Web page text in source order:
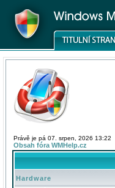
Právě je pá 07. srpen, 2026 13:22
Obsah fóra WMHelp.cz
Hardware